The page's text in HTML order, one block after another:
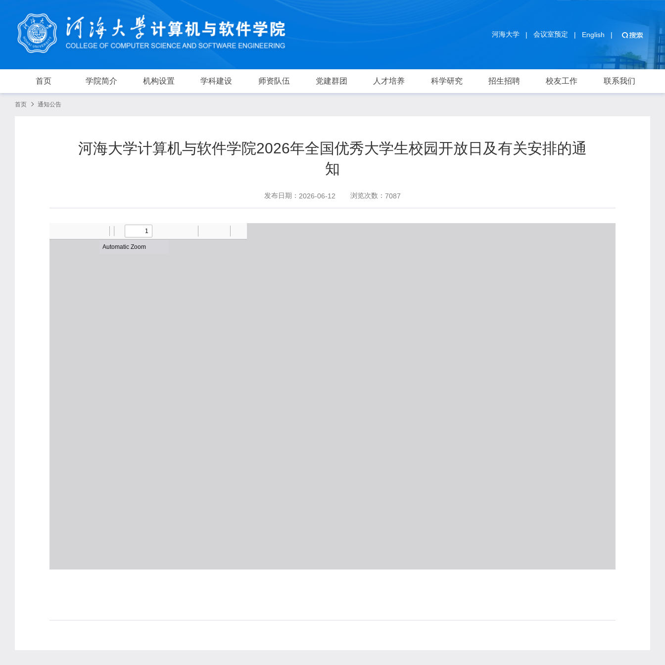
河海大学 | 会议室预定 | English |
首页 学院简介 机构设置 学科建设 师资队伍 党建群团 人才培养 科学研究 招生招聘 校友工作 联系我们
首页 通知公告
河海大学计算机与软件学院2026年全国优秀大学生校园开放日及有关安排的通
知
发布日期： 2026-06-12 浏览次数： 7087